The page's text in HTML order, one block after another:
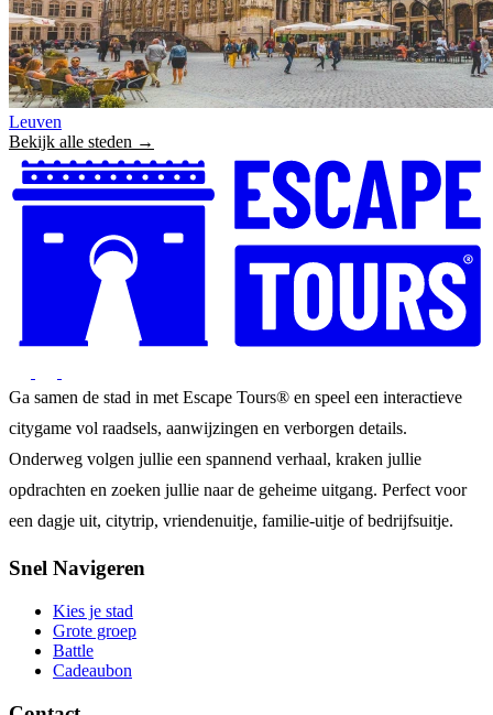
Leuven
Bekijk alle steden →
Ga samen de stad in met Escape Tours® en speel een interactieve
citygame vol raadsels, aanwijzingen en verborgen details.
Onderweg volgen jullie een spannend verhaal, kraken jullie
opdrachten en zoeken jullie naar de geheime uitgang. Perfect voor
een dagje uit, citytrip, vriendenuitje, familie-uitje of bedrijfsuitje.
Snel Navigeren
Kies je stad
Grote groep
Battle
Cadeaubon